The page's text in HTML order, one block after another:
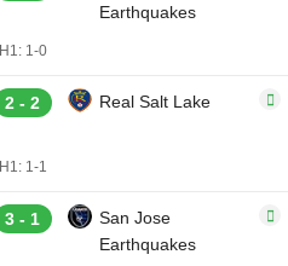
Earthquakes
H1: 1-0
2 - 2 Real Salt Lake
H1: 1-1
3 - 1
San Jose
Earthquakes